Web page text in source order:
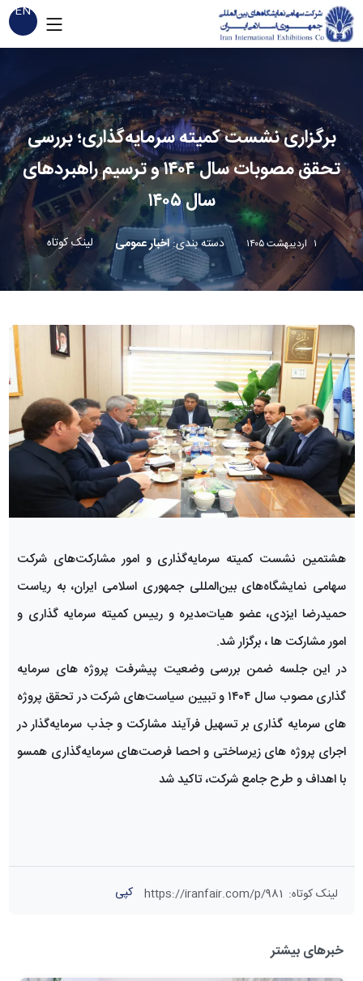
EN
برگزاری نشست کمیته سرمایه‌گذاری؛ بررسی
تحقق مصوبات سال ۱۴۰۴ و ترسیم راهبردهای
سال ۱۴۰۵
۱ اردیبهشت ۱۴۰۵ دسته بندی:اخبار عمومی لینک کوتاه
هشتمین نشست کمیته سرمایه‌گذاری و امور مشارکت‌های شرکت
سهامی نمایشگاه‌های بین‌المللی جمهوری اسلامی ایران، به ریاست
حمیدرضا ایزدی، عضو هیات‌مدیره و رییس کمیته سرمایه گذاری و
امور مشارکت ها ، برگزار شد.
در این جلسه ضمن بررسی وضعیت پیشرفت پروژه های سرمایه
گذاری مصوب سال ۱۴۰۴ و تبیین سیاست‌های شرکت در تحقق پروژه
های سرمایه گذاری بر تسهیل فرآیند مشارکت‌ و جذب سرمایه‌گذار در
اجرای پروژه های زیرساختی و احصا فرصت‌های سرمایه‌گذاری همسو
با اهداف و طرح جامع شرکت، تاکید شد
لینک کوتاه:
https://iranfair.com/p/981 کپی
خبرهای بیشتر